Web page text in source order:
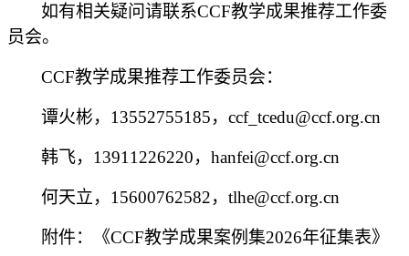
如有相关疑问请联系CCF教学成果推荐工作委
员会。
CCF教学成果推荐工作委员会：
谭火彬， 13552755185， ccf_tcedu@ccf.org.cn
韩飞， 13911226220，hanfei@ccf.org.cn
何天立， 15600762582， tlhe@ccf.org.cn
附件：《CCF教学成果案例集2026年征集表》